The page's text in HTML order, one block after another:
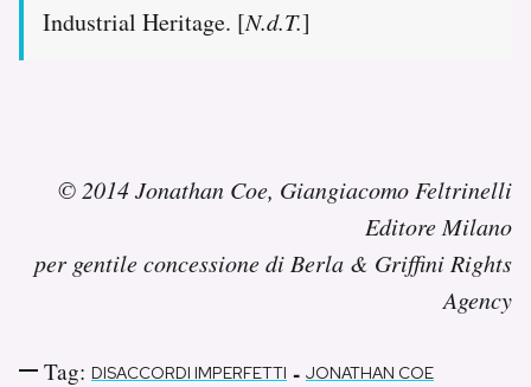
Industrial Heritage. [N.d.T.]
© 2014 Jonathan Coe, Giangiacomo Feltrinelli
Editore Milano
per gentile concessione di Berla & Griffini Rights
Agency
Tag: DISACCORDI IMPERFETTI - JONATHAN COE